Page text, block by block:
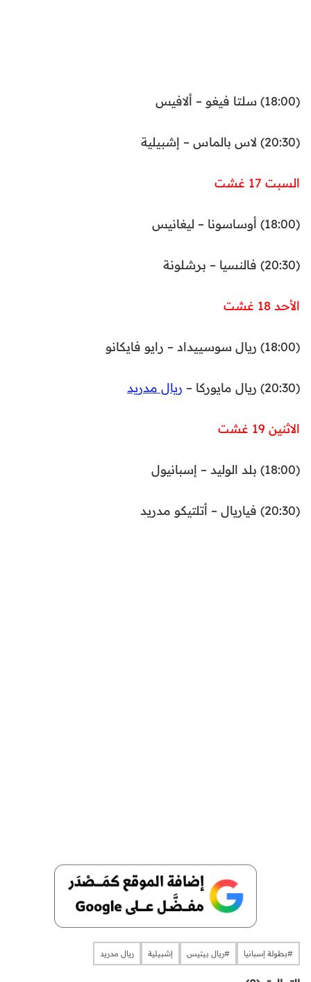
(18:00) سلتا فيغو – ألافيس
(20:30) لاس بالماس – إشبيلية
السبت 17 غشت
(18:00) أوساسونا – ليغانيس
(20:30) فالنسيا – برشلونة
الأحد 18 غشت
(18:00) ريال سوسييداد – رايو فايكانو
(20:30) ريال مايوركا – ريال مدريد
الاثنين 19 غشت
(18:00) بلد الوليد – إسبانيول
(20:30) فياريال – أتلتيكو مدريد
​​​​​​​#بطولة إسبانيا #ريال بيتيس إشبيلية ريال مدريد